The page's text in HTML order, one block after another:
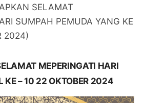
SELAMAT
SUMPAH PEMUDA YANG KE
2024)
MEPERINGATI HARI
KE – 10 22 OKTOBER 2024